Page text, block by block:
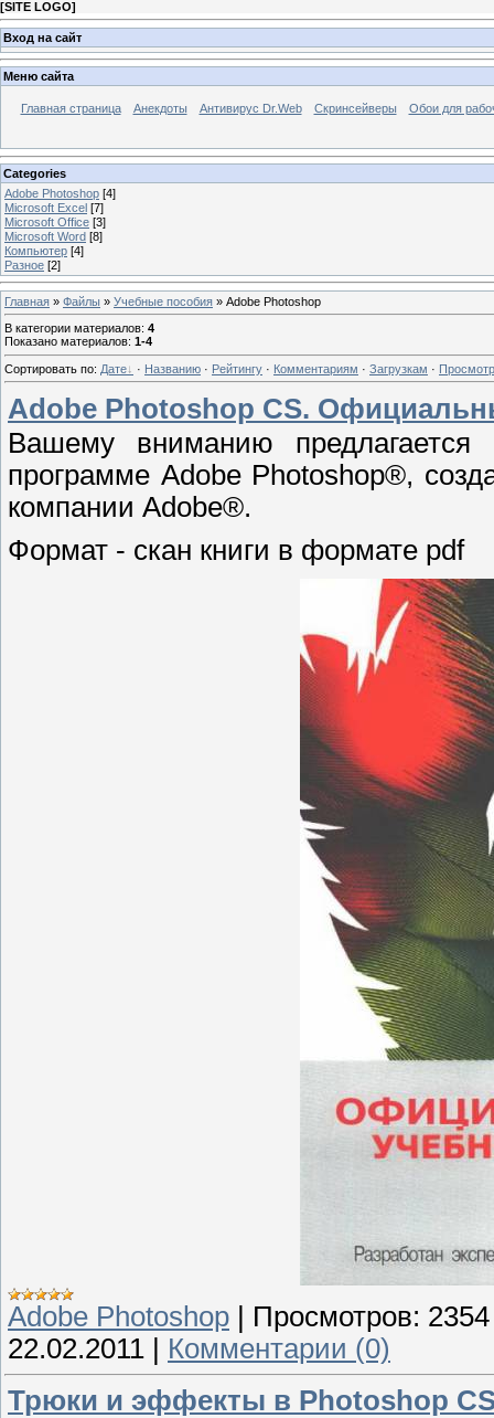
[SITE LOGO]
Вход на сайт
Меню сайта
Главная страница Анекдоты Антивирус Dr.Web Скринсейверы Обои для
Categories
Adobe Photoshop [4]
Microsoft Excel [7]
Microsoft Office [3]
Microsoft Word [8]
Компьютер [4]
Разное [2]
Главная » Файлы » Учебные пособия » Adobe Photoshop
В категории материалов: 4
Показано материалов: 1-4
Сортировать по: Дате · Названию · Рейтингу · Комментариям · Загрузкам ·
Adobe Photoshop CS.
Вашему вниманию
программе Adobe Photoshop®,
компании Adobe®.
Формат - скан книги в формате pdf
Adobe Photoshop Просмотров: 2354
22.02.2011
Комментарии (0)
Трюки и эффекты в Photoshop